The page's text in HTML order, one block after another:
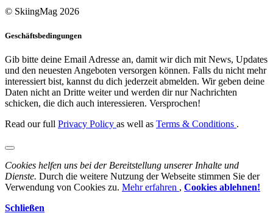
© SkiingMag 2026
Geschäftsbedingungen
Gib bitte deine Email Adresse an, damit wir dich mit News, Updates
und den neuesten Angeboten versorgen können. Falls du nicht mehr
interessiert bist, kannst du dich jederzeit abmelden. Wir geben deine
Daten nicht an Dritte weiter und werden dir nur Nachrichten
schicken, die dich auch interessieren. Versprochen!
Read our full Privacy Policy as well as Terms & Conditions .
Cookies helfen uns bei der Bereitstellung unserer Inhalte und
Dienste. Durch die weitere Nutzung der Webseite stimmen Sie der
Verwendung von Cookies zu. Mehr erfahren , Cookies ablehnen!
Schließen